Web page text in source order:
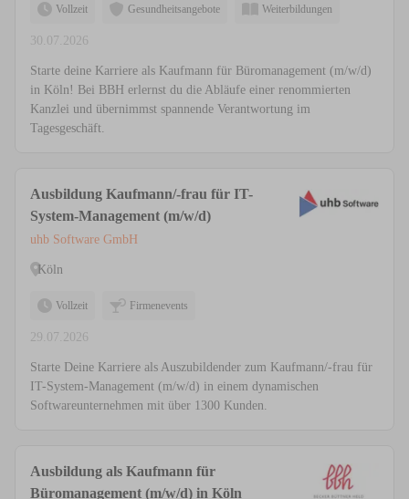
Vollzeit Gesundheitsangebote Weiterbildungen
30.07.2026
Starte deine Karriere als Kaufmann für Büromanagement (m/w/d)
in Köln! Bei BBH erlernst du die Abläufe einer renommierten
Kanzlei und übernimmst spannende Verantwortung im
Tagesgeschäft.
Ausbildung Kaufmann/-frau für IT-
System-Management (m/w/d)
uhb Software GmbH
Köln
Vollzeit Firmenevents
29.07.2026
Starte Deine Karriere als Auszubildender zum Kaufmann/-frau für
IT-System-Management (m/w/d) in einem dynamischen
Softwareunternehmen mit über 1300 Kunden.
Ausbildung als Kaufmann für
Büromanagement (m/w/d) in Köln